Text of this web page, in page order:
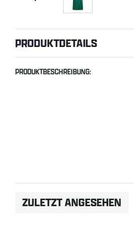
PRODUKTDETAILS
PRODUKTBESCHREIBUNG:
ZULETZT ANGESEHEN